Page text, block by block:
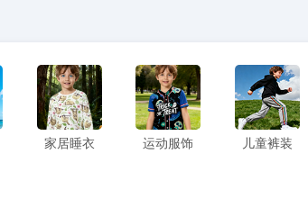
家居睡衣 运动服饰 儿童裤装